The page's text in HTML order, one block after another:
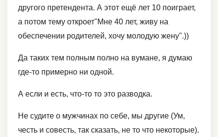
другого претендента. А этот ещё лет 10 поиграет,
а потом тему откроет"Мне 40 лет, живу на
обеспечении родителей, хочу молодую жену".))
Да таких тем полным полно на вумане, я думаю
где-то примерно ни одной.
А если и есть, что-то то это разводка.
Не судите о мужчинах по себе, мы другие (Ум,
честь и совесть, так сказать, не то что некоторые).